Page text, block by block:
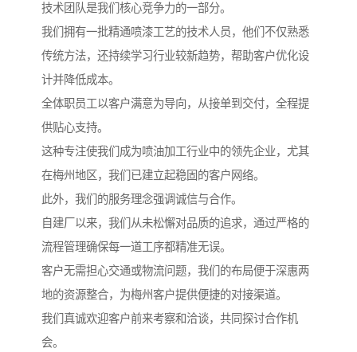
技术团队是我们核心竞争力的一部分。
我们拥有一批精通喷漆工艺的技术人员，他们不仅熟悉
传统方法，还持续学习行业较新趋势，帮助客户优化设
计并降低成本。
全体职员工以客户满意为导向，从接单到交付，全程提
供贴心支持。
这种专注使我们成为喷油加工行业中的领先企业，尤其
在梅州地区，我们已建立起稳固的客户网络。
此外，我们的服务理念强调诚信与合作。
自建厂以来，我们从未松懈对品质的追求，通过严格的
流程管理确保每一道工序都精准无误。
客户无需担心交通或物流问题，我们的布局便于深惠两
地的资源整合，为梅州客户提供便捷的对接渠道。
我们真诚欢迎客户前来考察和洽谈，共同探讨合作机
会。